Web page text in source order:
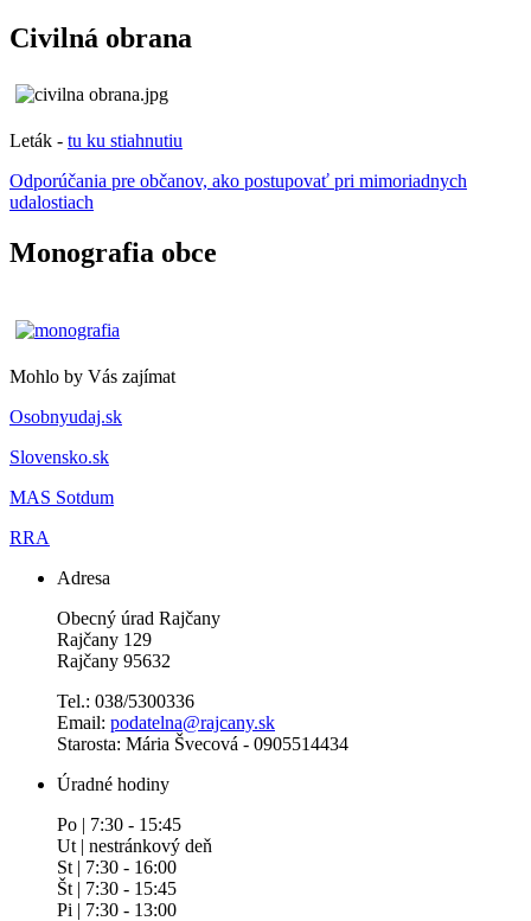
Civilná obrana
Leták - tu ku stiahnutiu
Odporúčania pre občanov, ako postupovať pri mimoriadnych
udalostiach
Monografia obce
Mohlo by Vás zajímat
Osobnyudaj.sk
Slovensko.sk
MAS Sotdum
RRA
Adresa
Obecný úrad Rajčany
Rajčany 129
Rajčany 95632
Tel.: 038/5300336
Email: podatelna@rajcany.sk
Starosta: Mária Švecová - 0905514434
Úradné hodiny
Po | 7:30 - 15:45
Ut | nestránkový deň
St | 7:30 - 16:00
Št | 7:30 - 15:45
Pi | 7:30 - 13:00